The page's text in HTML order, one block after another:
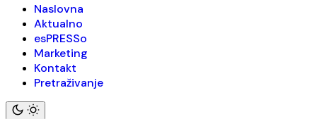
Naslovna
Aktualno
esPRESSo
Marketing
Kontakt
Pretraživanje